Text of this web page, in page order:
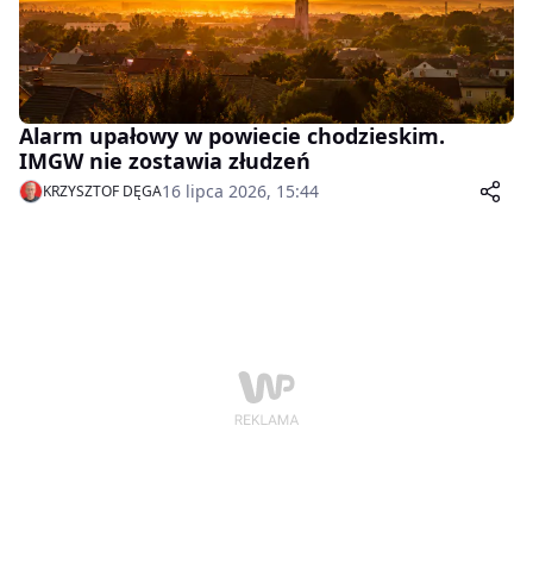
Alarm upałowy w powiecie chodzieskim.
IMGW nie zostawia złudzeń
KRZYSZTOF DĘGA16 lipca 2026, 15:44